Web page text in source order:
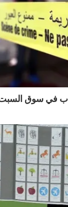
في سوق السبت